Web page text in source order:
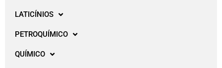
LATICÍNIOS
PETROQUÍMICO
QUÍMICO